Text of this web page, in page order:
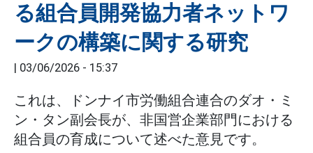
る組合員開発協力者ネットワ
ークの構築に関する研究
| 03/06/2026 - 15:37
これは、ドンナイ市労働組合連合のダオ・ミ
ン・タン副会長が、非国営企業部門における
組合員の育成について述べた意見です。